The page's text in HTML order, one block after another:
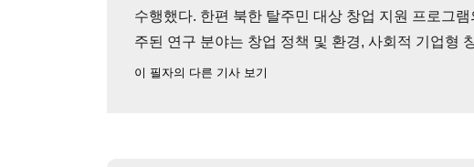
수행했다. 한편 북한 탈주민 대상 창업 지원 프로그
주된 연구 분야는 창업 정책 및 환경, 사회적 기업형
이 필자의 다른 기사 보기